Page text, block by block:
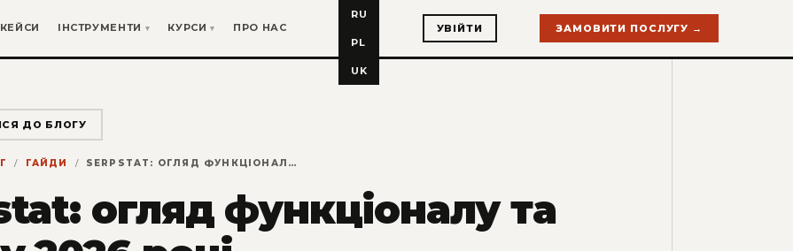
КЕЙСИ ІНСТРУМЕНТИ КУРСИ ПРО НАС
RU
PL
UK
УВІЙТИ ЗАМОВИТИ ПОСЛУГУ →
ДО БЛОГУ
ГАЙДИ SERPSTAT: ОГЛЯД ФУНКЦІОНАЛУ ТА ЦІНИ У 2026 РОЦІ
огляд функціоналу та